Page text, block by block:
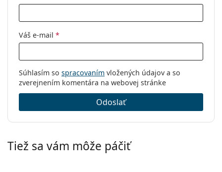
Váš e-mail *
Súhlasím so spracovaním vložených údajov a so
zverejnením komentára na webovej stránke
Odoslať
Tiež sa vám môže páčiť